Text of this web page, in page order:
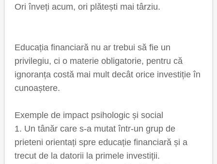
Ori înveți acum, ori plătești mai târziu.
Educația financiară nu ar trebui să fie un
privilegiu, ci o materie obligatorie, pentru că
ignoranța costă mai mult decât orice investiție în
cunoaștere.
Exemple de impact psihologic și social
1. Un tânăr care s-a mutat într-un grup de
prieteni orientați spre educație financiară și a
trecut de la datorii la primele investiții.